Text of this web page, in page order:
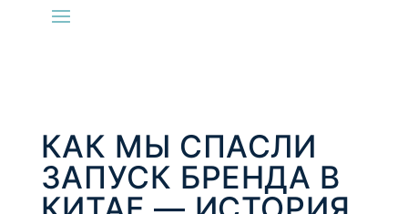
КАК МЫ СПАСЛИ
ЗАПУСК БРЕНДА В